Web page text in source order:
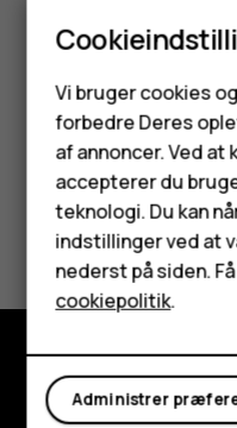
Feature-
Tilbehør
HMD
Tablets
Min konto
Tryk på Indstillinger>
24-timersformattil.
Synes du, dette
Ja Nej
Udforsk
Vi bruger cookies
forbedre Deres
af annoncer. Ved at
accepterer du
teknologi. Du kan
indstillinger ved at
nederst på siden.
cookiepolitik.
Administrer